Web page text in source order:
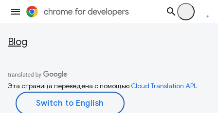
Blog
Эта страница переведена с помощьюCloud Translation API.